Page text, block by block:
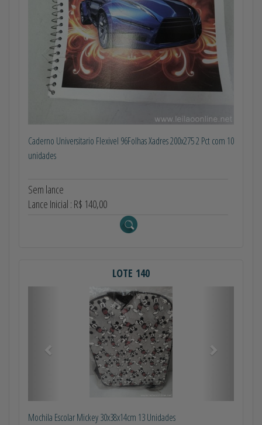
Caderno Universitario Flexivel 96Folhas Xadres 200x275 2 Pct com 10
unidades
Sem lance
Lance Inicial : R$ 140,00
LOTE 140
Mochila Escolar Mickey 30x38x14cm 13 Unidades